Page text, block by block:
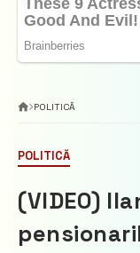
POLITICĂ
POLITICĂ
(VIDEO)